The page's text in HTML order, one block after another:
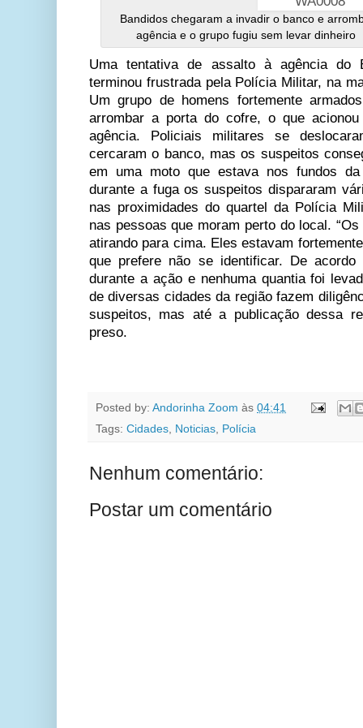
Bandidos chegaram a invadir o banco e
agência e o grupo fugiu sem levar
Uma tentativa de assalto à agência do
terminou frustrada pela Polícia Militar, na
Um grupo de homens fortemente
arrombar a porta do cofre, o que
agência. Policiais militares se
cercaram o banco, mas os suspeitos
em uma moto que estava nos fundos da
durante a fuga os suspeitos dispararam
nas proximidades do quartel da Polícia
nas pessoas que moram perto do local.
atirando para cima. Eles estavam
que prefere não se identificar. De
durante a ação e nenhuma quantia foi
de diversas cidades da região fazem
suspeitos, mas até a publicação dessa
preso.
Posted by: Andorinha Zoom às 04:41
Tags: Cidades, Noticias, Polícia
Nenhum comentário:
Postar um comentário